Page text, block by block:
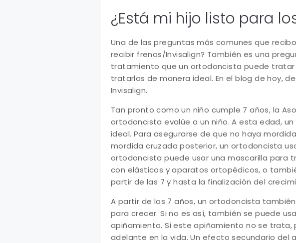
¿Está mi hijo listo para
Una de las preguntas más comunes que
recibir frenos/Invisalign? También es una
tratamiento que un ortodoncista puede
tratarlos de manera ideal. En el blog de hoy,
Invisalign.
Tan pronto como un niño cumple 7 años, la
ortodoncista evalúe a un niño. A esta edad,
ideal. Para asegurarse de que no haya
mordida cruzada posterior, un ortodoncista
ortodoncista puede usar una mascarilla para
con elásticos y aparatos ortopédicos, o
partir de las 7 y hasta la finalización del
A partir de los 7 años, un ortodoncista
para crecer. Si no es así, también se puede
apiñamiento. Si este apiñamiento no se
adelante en la vida. Un efecto secundario